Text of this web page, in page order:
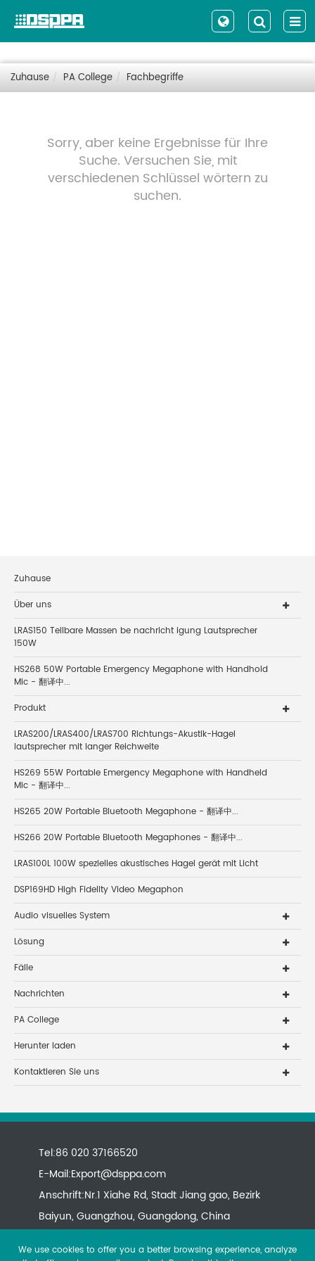
Zuhause PA College Fachbegriffe
Sorry, aber keine Ergebnisse für Ihre
Suche. Versuchen Sie, mit
verschiedenen Schlüssel wörtern zu
suchen.
Zuhause
Über uns
LRAS150 Teilbare Massen be nachricht igung Lautsprecher
150W
HS268 50W Portable Emergency Megaphone with Handhold
Mic - 翻译中...
Produkt
LRAS200/LRAS400/LRAS700 Richtungs-Akustik-Hagel
lautsprecher mit langer Reichweite
HS269 55W Portable Emergency Megaphone with Handheld
Mic - 翻译中...
HS265 20W Portable Bluetooth Megaphone - 翻译中...
HS266 20W Portable Bluetooth Megaphones - 翻译中...
LRAS100L 100W spezielles akustisches Hagel gerät mit Licht
DSP169HD High Fidelity Video Megaphon
Audio visuelles System
Lösung
Fälle
Nachrichten
PA College
Herunter laden
Kontaktieren Sie uns
Tel:86 020 37166520
E-Mail:Export@dsppa.com
Anschrift:Nr.1 Xiahe Rd, Stadt Jiang gao, Bezirk
Baiyun, Guangzhou, Guangdong, China
We use cookies to offer you a better browsing experience, analyze